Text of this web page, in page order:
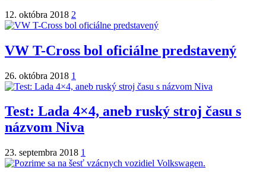
12. októbra 2018 2
VW T-Cross bol oficiálne predstavený
26. októbra 2018 1
Test: Lada 4×4, aneb ruský stroj času s
názvom Niva
23. septembra 2018 1